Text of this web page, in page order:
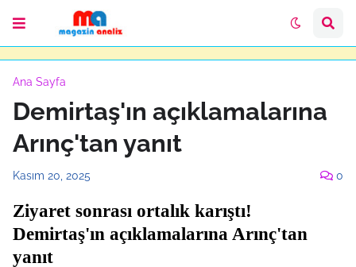
Ana Sayfa
Demirtaş'ın açıklamalarına
Arınç'tan yanıt
Kasım 20, 2025 0
Ziyaret sonrası ortalık karıştı!
Demirtaş'ın açıklamalarına Arınç'tan
yanıt